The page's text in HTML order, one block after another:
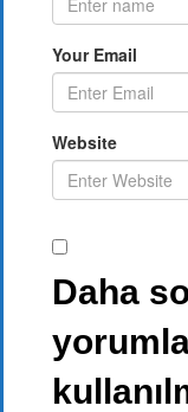
Your Email
Website
Daha